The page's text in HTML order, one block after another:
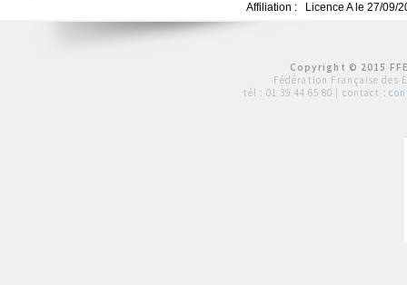
Affiliation :
Licence A le 27/09/
Copyright © 2015
Fédération Française des
tél : 01 39 44 65 80 | contact :